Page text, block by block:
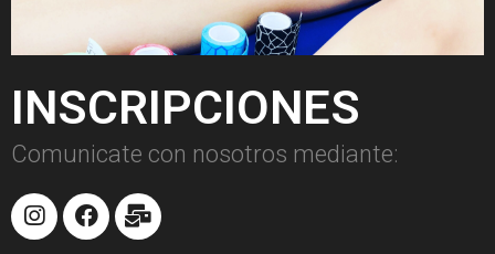
INSCRIPCIONES
Comunicate con nosotros mediante: